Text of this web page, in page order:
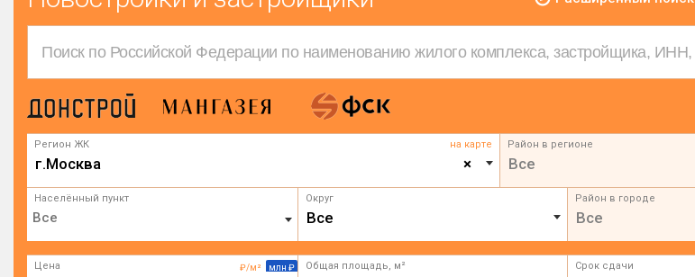
Регион ЖК на карте
×
г.Москва
Район в регионе
Все
Населённый пункт Округ
Все
Район в городе
Все
₽/м² млн ₽
Цена Общая площадь, м² Срок сдачи